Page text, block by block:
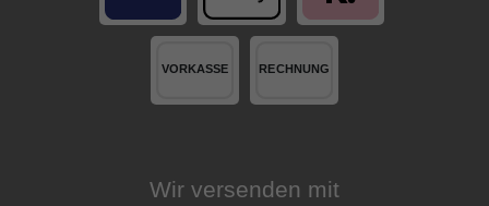
Wir versenden mit